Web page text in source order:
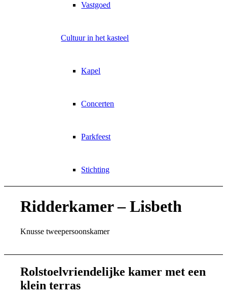
Vastgoed
Cultuur in het kasteel
Kapel
Concerten
Parkfeest
Stichting
Ridderkamer – Lisbeth
Knusse tweepersoonskamer
Rolstoelvriendelijke kamer met een
klein terras